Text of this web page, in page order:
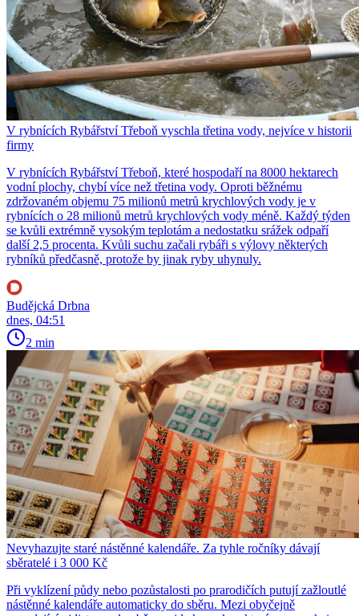
V rybnících Rybářství Třeboň vyschla třetina vody, nejvíce v historii
firmy
V rybnících Rybářství Třeboň, které hospodaří na 8000 hektarech
vodní plochy, chybí více než třetina vody. Oproti běžnému
zdržovaném objemu 75 milionů metrů krychlových vody je v
rybnících o 28 milionů metrů krychlových vody méně. Každý týden
se kvůli extrémně vysokým teplotám a nedostatku srážek odpaří
další 2,5 procenta. Kvůli suchu začali rybáři s výlovy některých
rybníků předčasně, protože by jinak ryby uhynuly.
Budějcká Drbna
dnes, 04:51
2 min
Nevyhazujte staré nástěnné kalendáře. Za tyhle ročníky dávají
sběratelé i 3 000 Kč
Při vyklízení půdy nebo pozůstalosti po prarodičích putují zažloutlé
nástěnné kalendáře automaticky do sběru. Mezi obyčejně